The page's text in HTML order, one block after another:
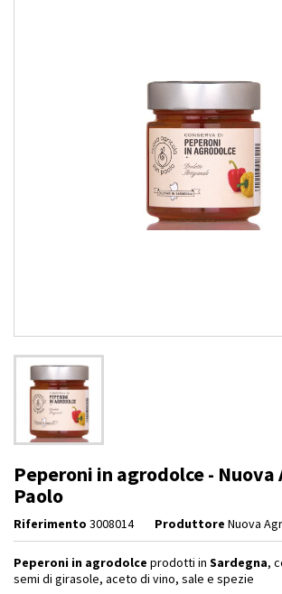
Peperoni in agrodolce - Nuova
Paolo
Riferimento 3008014 Produttore Nuova
Peperoni in agrodolce prodotti in Sardegna,
semi di girasole, aceto di vino, sale e spezie